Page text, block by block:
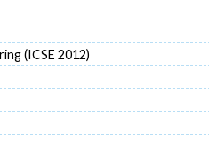
(ICSE 2012)